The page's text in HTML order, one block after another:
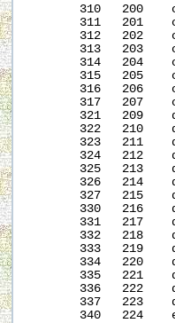
310   200
311   201
312   202
313   203
314   204
315   205
316   206
317   207
321   209
322   210
323   211
324   212
325   213
326   214
327   215
330   216
331   217
332   218
333   219
334   220
335   221
336   222
337   223
340   224